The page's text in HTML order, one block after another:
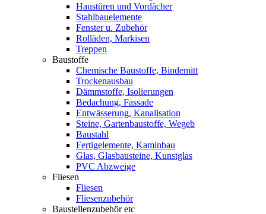
Haustüren und Vordächer
Stahlbauelemente
Fenster u. Zubehör
Rolläden, Markisen
Treppen
Baustoffe
Chemische Baustoffe, Bindemitt
Trockenausbau
Dämmstoffe, Isolierungen
Bedachung, Fassade
Entwässerung, Kanalisation
Steine, Gartenbaustoffe, Wegeb
Baustahl
Fertigelemente, Kaminbau
Glas, Glasbausteine, Kunstglas
PVC Abzweige
Fliesen
Fliesen
Fliesenzubehör
Baustellenzubehör etc